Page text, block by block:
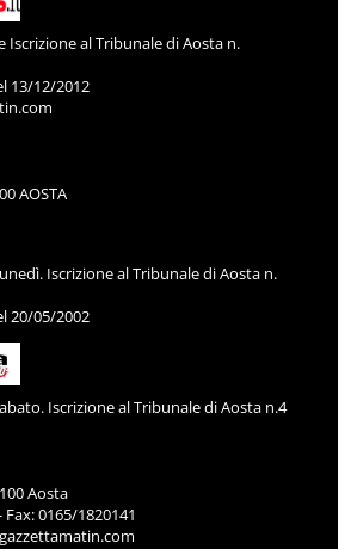
al Tribunale di Aosta n.
13/12/2012
AOSTA
Iscrizione al Tribunale di Aosta n.
20/05/2002
Iscrizione al Tribunale di Aosta n.4
Aosta
0165/1820141